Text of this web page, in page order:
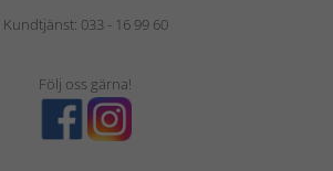
Kundtjänst: 033 - 16 99 60
Följ oss gärna!